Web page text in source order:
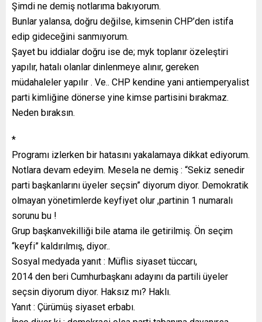
Şimdi ne demiş notlarıma bakıyorum.
Bunlar yalansa, doğru değilse, kimsenin CHP’den istifa
edip gideceğini sanmıyorum.
Şayet bu iddialar doğru ise de; myk toplanır özeleştiri
yapılır, hatalı olanlar dinlenmeye alınır, gereken
müdahaleler yapılır . Ve.. CHP kendine yani antiemperyalist
parti kimliğine dönerse yine kimse partisini bırakmaz.
Neden bıraksın.
*
Programı izlerken bir hatasını yakalamaya dikkat ediyorum.
Notlara devam edeyim. Mesela ne demiş : “Sekiz senedir
parti başkanlarını üyeler seçsin” diyorum diyor. Demokratik
olmayan yönetimlerde keyfiyet olur ,partinin 1 numaralı
sorunu bu !
Grup başkanvekilliği bile atama ile getirilmiş. Ön seçim
“keyfi” kaldırılmış, diyor..
Sosyal medyada yanıt : Müflis siyaset tüccarı,
2014 den beri Cumhurbaşkanı adayını da partili üyeler
seçsin diyorum diyor. Haksız mı? Haklı.
Yanıt : Çürümüş siyaset erbabı.